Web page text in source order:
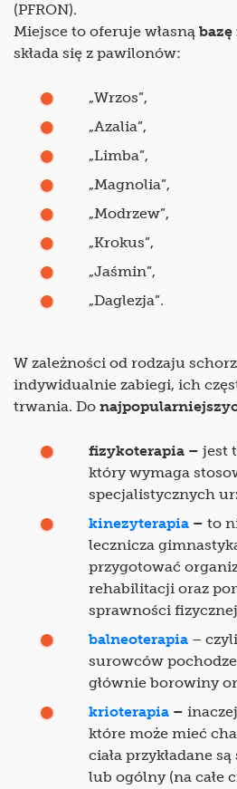
(PFRON).
Miejsce to oferuje własną
składa się z pawilonów:
„Wrzos”,
„Azalia”,
„Limba”,
„Magnolia”,
„Modrzew”,
„Krokus”,
„Jaśmin”,
„Daglezja”.
W zależności od rodzaju
indywidualnie zabiegi, ich
trwania. Do
fizykoterapia – jest
który wymaga
specjalistycznych
kinezyterapia – to
lecznicza
przygotować
rehabilitacji oraz
sprawności
balneoterapia –
surowców
głównie borowiny
krioterapia –
które może mieć
ciała przykładane
lub ogólny (na całe